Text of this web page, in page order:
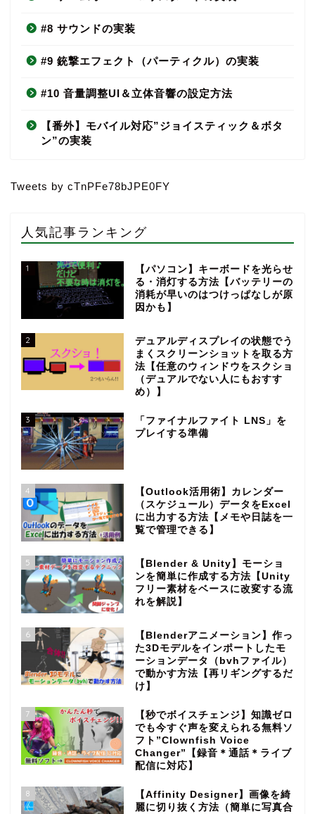
#8 サウンドの実装
#9 銃撃エフェクト（パーティクル）の実装
#10 音量調整UI＆立体音響の設定方法
【番外】モバイル対応”ジョイスティック＆ボタ
ン”の実装
Tweets by cTnPFe78bJPE0FY
人気記事ランキング
1
【パソコン】キーボードを光らせ
る・消灯する方法【バッテリーの
消耗が早いのはつけっぱなしが原
因かも】
2
デュアルディスプレイの状態でう
まくスクリーンショットを取る方
法【任意のウィンドウをスクショ
（デュアルでない人にもおすす
め）】
3
「ファイナルファイト LNS」を
プレイする準備
4
【Outlook活用術】カレンダー
（スケジュール）データをExcel
に出力する方法【メモや日誌を一
覧で管理できる】
5
【Blender & Unity】モーショ
ンを簡単に作成する方法【Unity
フリー素材をベースに改変する流
れを解説】
6
【Blenderアニメーション】作っ
た3Dモデルをインポートしたモ
ーションデータ（bvhファイル）
で動かす方法【再リギングするだ
け】
7
【秒でボイスチェンジ】知識ゼロ
でも今すぐ声を変えられる無料ソ
フト”Clownfish Voice
Changer”【録音＊通話＊ライブ
配信に対応】
8
【Affinity Designer】画像を綺
麗に切り抜く方法（簡単に写真合